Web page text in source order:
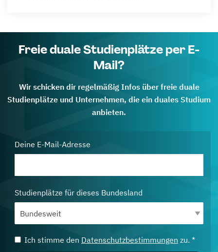
Freie duale Studienplätze per E-
Mail?
Wir schicken dir regelmäßig Infos über freie duale
Studienplätze und Unternehmen, die ein duales Studium
anbieten.
Deine E-Mail-Adresse
Studienplätze für dieses Bundesland
Ich stimme den Datenschutzbestimmungen zu. *